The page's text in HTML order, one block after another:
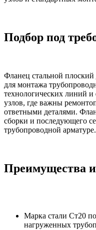
Подбор под
Фланец стальной
для монтажа
технологических линий
узлов, где важны
ответными деталями.
сборки и последующего
трубопроводной арматуре.
Преимущества
Марка стали Ст20
нагруженных